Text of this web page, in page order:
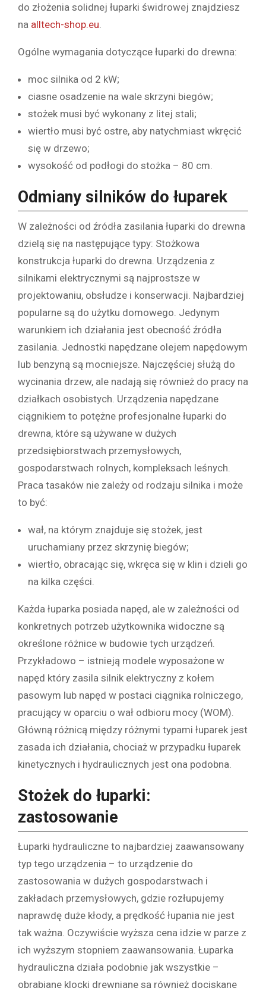
do złożenia solidnej łuparki świdrowej znajdziesz
na alltech-shop.eu
Ogólne wymagania dotyczące łuparki do drewna:
moc silnika od 2 kW;
ciasne osadzenie na wale skrzyni biegów;
stożek musi być wykonany z litej stali;
wiertło musi być ostre, aby natychmiast wkręcić
się w drzewo;
wysokość od podłogi do stożka – 80 cm.
Odmiany silników do łuparek
W zależności od źródła zasilania łuparki do drewna
dzielą się na następujące typy: Stożkowa
konstrukcja łuparki do drewna. Urządzenia z
silnikami elektrycznymi są najprostsze w
projektowaniu, obsłudze i konserwacji. Najbardziej
popularne są do użytku domowego. Jedynym
warunkiem ich działania jest obecność źródła
zasilania. Jednostki napędzane olejem napędowym
lub benzyną są mocniejsze. Najczęściej służą do
wycinania drzew, ale nadają się również do pracy na
działkach osobistych. Urządzenia napędzane
ciągnikiem to potężne profesjonalne łuparki do
drewna, które są używane w dużych
przedsiębiorstwach przemysłowych,
gospodarstwach rolnych, kompleksach leśnych.
Praca tasaków nie zależy od rodzaju silnika i może
to być:
wał, na którym znajduje się stożek, jest
uruchamiany przez skrzynię biegów;
wiertło, obracając się, wkręca się w klin i dzieli go
na kilka części.
Każda łuparka posiada napęd, ale w zależności od
konkretnych potrzeb użytkownika widoczne są
określone różnice w budowie tych urządzeń.
Przykładowo – istnieją modele wyposażone w
napęd który zasila silnik elektryczny z kołem
pasowym lub napęd w postaci ciągnika rolniczego,
pracujący w oparciu o wał odbioru mocy (WOM).
Główną różnicą między różnymi typami łuparek jest
zasada ich działania, chociaż w przypadku łuparek
kinetycznych i hydraulicznych jest ona podobna.
Stożek do łuparki:
zastosowanie
Łuparki hydrauliczne to najbardziej zaawansowany
typ tego urządzenia – to urządzenie do
zastosowania w dużych gospodarstwach i
zakładach przemysłowych, gdzie rozłupujemy
naprawdę duże kłody, a prędkość łupania nie jest
tak ważna. Oczywiście wyższa cena idzie w parze z
ich wyższym stopniem zaawansowania. Łuparka
hydrauliczna działa podobnie jak wszystkie –
obrabiane klocki drewniane są również dociskane